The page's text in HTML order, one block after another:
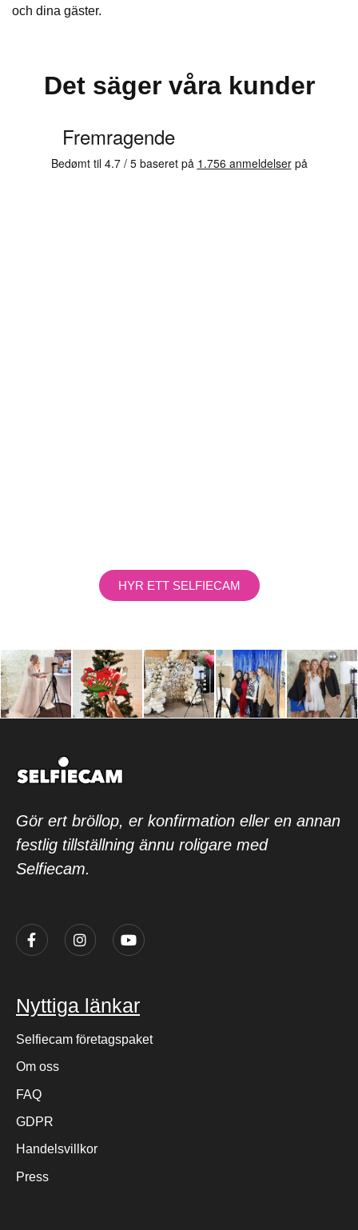
och dina gäster.
Det säger våra kunder
HYR ETT SELFIECAM
Gör ert bröllop, er konfirmation eller en annan
festlig tillställning ännu roligare med
Selfiecam.
Nyttiga länkar
Selfiecam företagspaket
Om oss
FAQ
GDPR
Handelsvillkor
Press